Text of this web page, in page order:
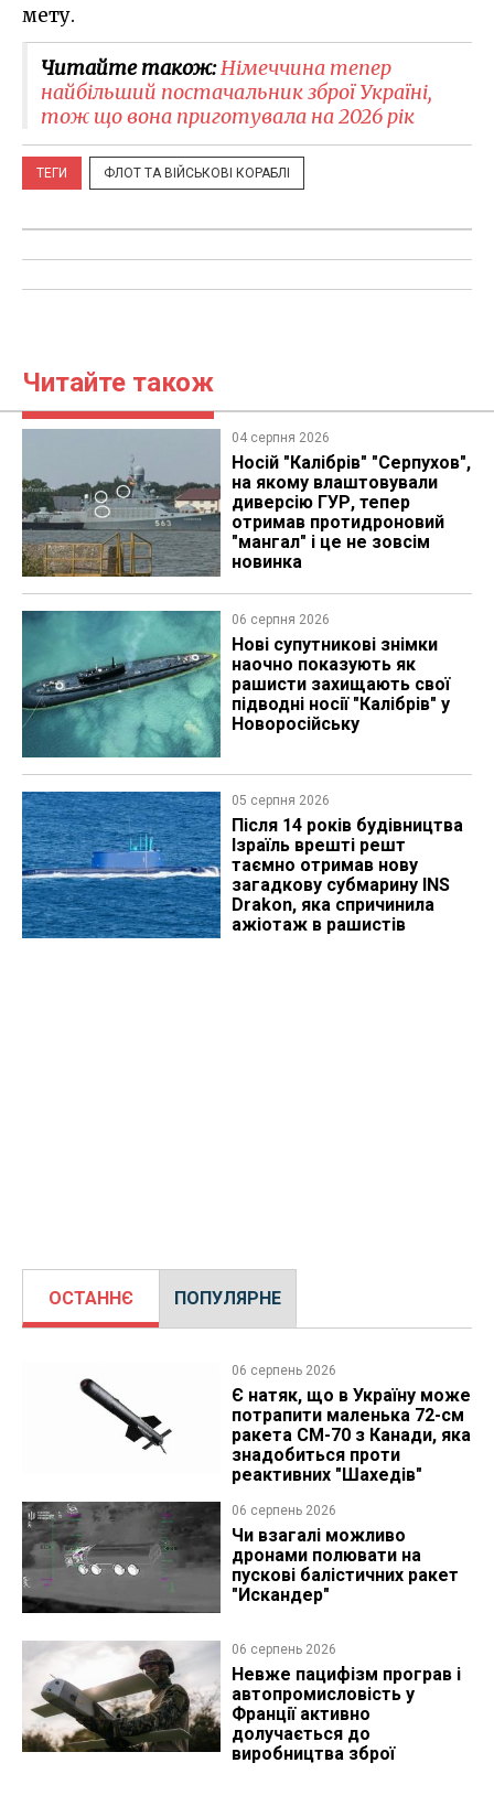
мету.
Читайте також:Німеччина тепер
найбільший постачальник зброї Україні,
тож що вона приготувала на 2026 рік
ТЕГИ ФЛОТ ТА ВІЙСЬКОВІ КОРАБЛІ
Читайте також
04 серпня 2026
Носій "Калібрів" "Серпухов",
на якому влаштовували
диверсію ГУР, тепер
отримав протидроновий
"мангал" і це не зовсім
новинка
06 серпня 2026
Нові супутникові знімки
наочно показують як
рашисти захищають свої
підводні носії "Калібрів" у
Новоросійську
05 серпня 2026
Після 14 років будівництва
Ізраїль врешті решт
таємно отримав нову
загадкову субмарину INS
Drakon, яка спричинила
ажіотаж в рашистів
ОСТАННЄ ПОПУЛЯРНЕ
06 серпень 2026
Є натяк, що в Україну може
потрапити маленька 72-см
ракета CM-70 з Канади, яка
знадобиться проти
реактивних "Шахедів"
06 серпень 2026
Чи взагалі можливо
дронами полювати на
пускові балістичних ракет
"Искандер"
06 серпень 2026
Невже пацифізм програв і
автопромисловість у
Франції активно
долучається до
виробництва зброї